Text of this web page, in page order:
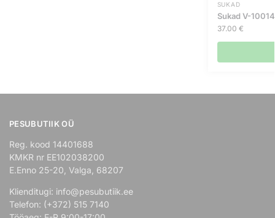
SUKAD
Sukad V-10014
37.00 €
PESUBUTIIK OÜ
Reg. kood 14401688
KMKR nr EE102038200
E.Enno 25-20, Valga, 68207
Klienditugi: info@pesubutiik.ee
Telefon: (+372) 515 7140